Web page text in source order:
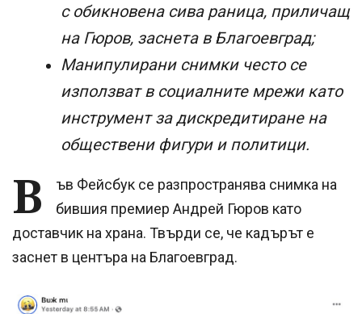
с обикновена сива раница, приличащ
на Гюров, заснета в Благоевград;
Манипулирани снимки често се
използват в социалните мрежи като
инструмент за дискредитиране на
обществени фигури и политици.
В
ъв Фейсбук се разпространява снимка на
бившия премиер Андрей Гюров като
доставчик на храна. Твърди се, че кадърът е
заснет в центъра на Благоевград.